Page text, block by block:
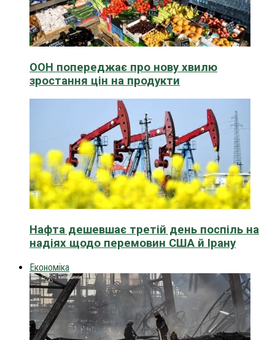
ООН попереджає про нову хвилю
зростання цін на продукти
Нафта дешевшає третій день поспіль на
надіях щодо перемовин США й Ірану
Економіка